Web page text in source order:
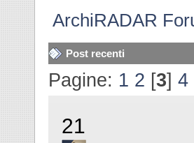
ArchiRADAR
Post recenti
Pagine: 1 2 [3] 4
21